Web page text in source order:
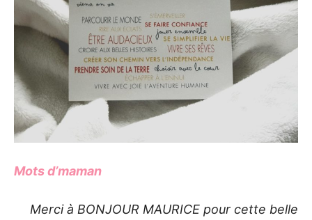
Mots d’maman
Merci à BONJOUR MAURICE pour cette belle